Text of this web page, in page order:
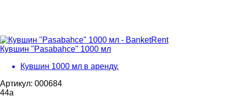
Кувшин "Pasabahce" 1000 мл
Кувшин 1000 мл в аренду.
Артикул: 000684
44a